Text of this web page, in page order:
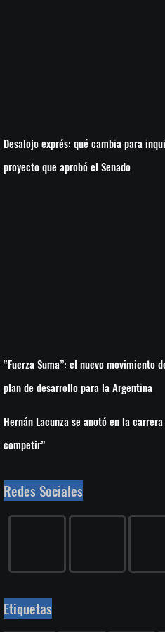
Desalojo exprés: qué cambia para
proyecto que aprobó el Senado
“Fuerza Suma”: el nuevo movimiento
plan de desarrollo para la Argentina
Hernán Lacunza se anotó en la
competir”
Redes Sociales
Etiquetas